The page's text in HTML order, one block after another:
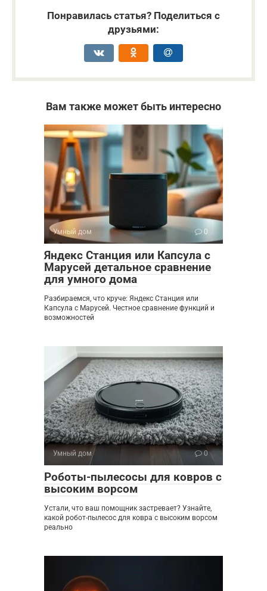
Понравилась статья? Поделиться с
друзьями:
Вам также может быть интересно
Умный дом 0
Яндекс Станция или Капсула с
Марусей детальное сравнение
для умного дома
Разбираемся, что круче: Яндекс Станция или
Капсула с Марусей. Честное сравнение функций и
возможностей
Умный дом 0
Роботы-пылесосы для ковров с
высоким ворсом
Устали, что ваш помощник застревает? Узнайте,
какой робот-пылесос для ковра с высоким ворсом
реально